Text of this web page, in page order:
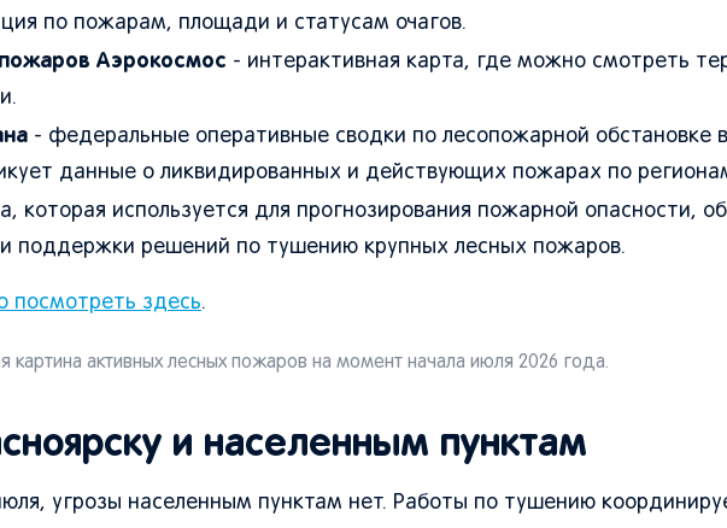
по пожарам, площади и статусам очагов.
Аэрокосмос - интерактивная карта, где можно смотреть
- федеральные оперативные сводки по лесопожарной обстановке
данные о ликвидированных и действующих пожарах по
которая используется для прогнозирования пожарной опасности,
поддержки решений по тушению крупных лесных пожаров.
посмотреть здесь.
картина активных лесных пожаров на момент начала июля 2026 года.
и населенным пунктам
угрозы населенным пунктам нет. Работы по тушению